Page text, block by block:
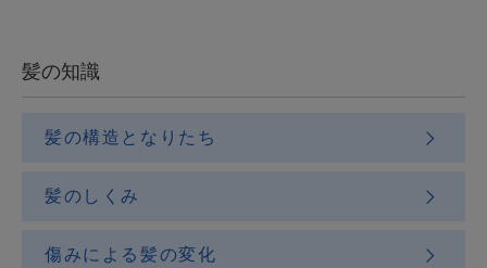
髪の知識
髪の構造となりたち
髪のしくみ
傷みによる髪の変化